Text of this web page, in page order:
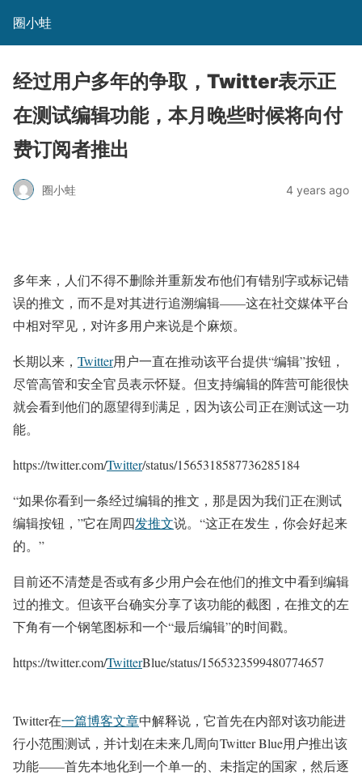
圈小蛙
经过用户多年的争取，Twitter表示正
在测试编辑功能，本月晚些时候将向付
费订阅者推出
圈小蛙 4 years ago
多年来，人们不得不删除并重新发布他们有错别字或标记错
误的推文，而不是对其进行追溯编辑——这在社交媒体平台
中相对罕见，对许多用户来说是个麻烦。
长期以来， Twitter用户一直在推动该平台提供“编辑”按钮，
尽管高管和安全官员表示怀疑。但支持编辑的阵营可能很快
就会看到他们的愿望得到满足，因为该公司正在测试这一功
能。
https://twitter.com/Twitter/status/1565318587736285184
“如果你看到一条经过编辑的推文，那是因为我们正在测试
编辑按钮，”它在周四发推文说。“这正在发生，你会好起来
的。”
目前还不清楚是否或有多少用户会在他们的推文中看到编辑
过的推文。但该平台确实分享了该功能的截图，在推文的左
下角有一个钢笔图标和一个“最后编辑”的时间戳。
https://twitter.com/TwitterBlue/status/1565323599480774657
Twitter在一篇博客文章中解释说，它首先在内部对该功能进
行小范围测试，并计划在未来几周向Twitter Blue用户推出该
功能——首先本地化到一个单一的、未指定的国家，然后逐